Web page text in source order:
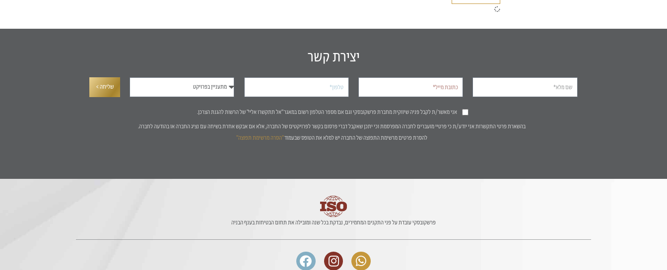
יצירת קשר
אני מאשר/ת לקבל פניה שיווקית מחברת פרשקובסקי וגם אם מספר הטלפון רשום במאגר "אל תתקשרו אליי" של הרשות להגנת הצרכן.
בהשארת פרטי התקשרות אני יודע/ת כי פרטיי מועברים לחברה המפרסמת וכי יתכן שאקבל דברי פרסום בקשר לפרויקטים של החברה, אלא אם אבקש אחרת בשיחה עם נציג החברה או בהודעה לחברה.
להסרת פרטים מרשימת התפוצה של החברה יש למלא את הטופס שבעמוד"הסרה מרשימת תפוצה"
שליחה >
פרשקובסקי עובדת על פני התקנים המחמירים, נבדקת בכל שנה ומובילה את תחום הבטיחות בענף הבניה